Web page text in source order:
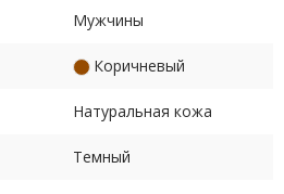
Мужчины
Коричневый
Натуральная кожа
Темный